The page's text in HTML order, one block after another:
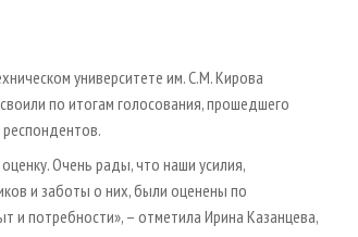
университете им. С.М. Кирова
по итогам голосования, прошедшего
Очень рады, что наши усилия,
и заботы о них, были оценены по
и потребности», – отметила Ирина Казанцева,